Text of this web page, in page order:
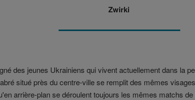
Zwirki
des jeunes Ukrainiens qui vivent actuellement dans la
situé près du centre-ville se remplit des mêmes
arrière-plan se déroulent toujours les mêmes matchs